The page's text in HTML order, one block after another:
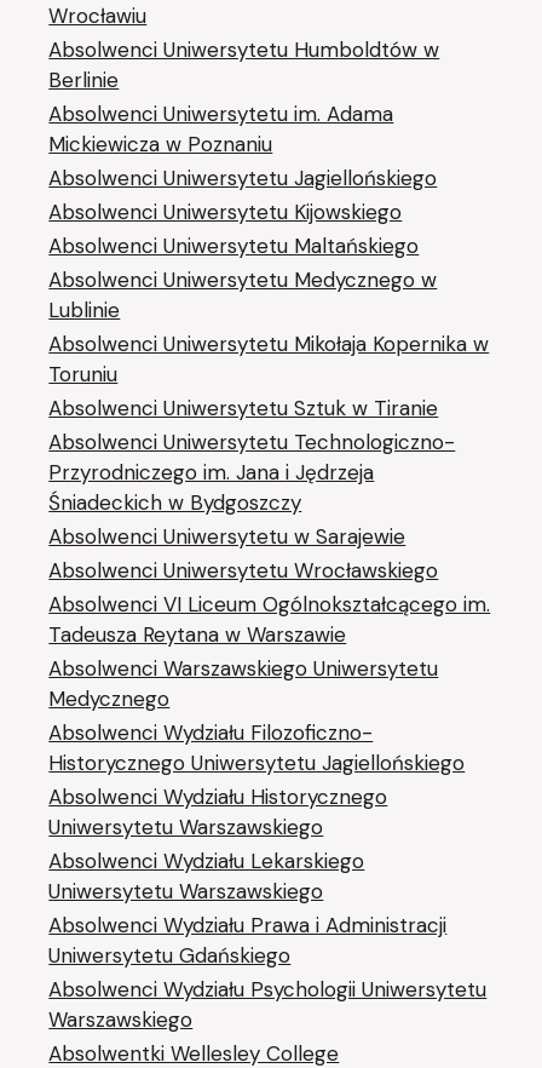
Wrocławiu
Absolwenci Uniwersytetu Humboldtów w
Berlinie
Absolwenci Uniwersytetu im. Adama
Mickiewicza w Poznaniu
Absolwenci Uniwersytetu Jagiellońskiego
Absolwenci Uniwersytetu Kijowskiego
Absolwenci Uniwersytetu Maltańskiego
Absolwenci Uniwersytetu Medycznego w
Lublinie
Absolwenci Uniwersytetu Mikołaja Kopernika w
Toruniu
Absolwenci Uniwersytetu Sztuk w Tiranie
Absolwenci Uniwersytetu Technologiczno-
Przyrodniczego im. Jana i Jędrzeja
Śniadeckich w Bydgoszczy
Absolwenci Uniwersytetu w Sarajewie
Absolwenci Uniwersytetu Wrocławskiego
Absolwenci VI Liceum Ogólnokształcącego im.
Tadeusza Reytana w Warszawie
Absolwenci Warszawskiego Uniwersytetu
Medycznego
Absolwenci Wydziału Filozoficzno-
Historycznego Uniwersytetu Jagiellońskiego
Absolwenci Wydziału Historycznego
Uniwersytetu Warszawskiego
Absolwenci Wydziału Lekarskiego
Uniwersytetu Warszawskiego
Absolwenci Wydziału Prawa i Administracji
Uniwersytetu Gdańskiego
Absolwenci Wydziału Psychologii Uniwersytetu
Warszawskiego
Absolwentki Wellesley College